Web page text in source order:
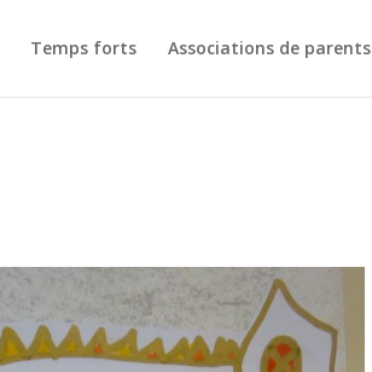
Temps forts Associations de parents